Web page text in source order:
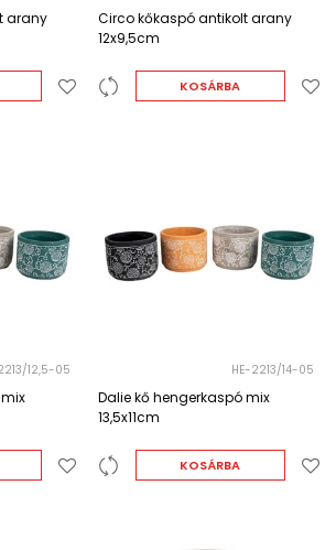
arany
Circo kőkaspó antikolt arany
12x9,5cm
KOSÁRBA
12,5-05 HE-2213/14-05
Dalie kő hengerkaspó mix
13,5x11cm
KOSÁRBA